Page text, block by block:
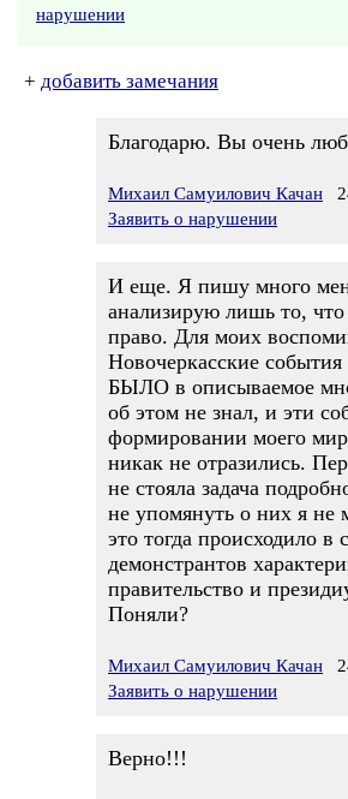
нарушении
+ добавить замечания
Благодарю. Вы очень
Михаил Самуилович Качан
Заявить о нарушении
И еще. Я пишу много
анализирую лишь то,
право. Для моих
Новочеркасские
БЫЛО в описываемое
об этом не знал, и эти
формировании моего
никак не отразились.
не стояла задача
не упомянуть о них я не
это тогда происходило в
демонстрантов
правительство и
Поняли?
Михаил Самуилович Качан
Заявить о нарушении
Верно!!!